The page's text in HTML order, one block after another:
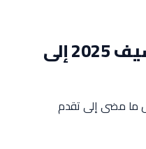
خطة عملية: من أرشيف 2025 إلى
ما مضى إلى تقدم